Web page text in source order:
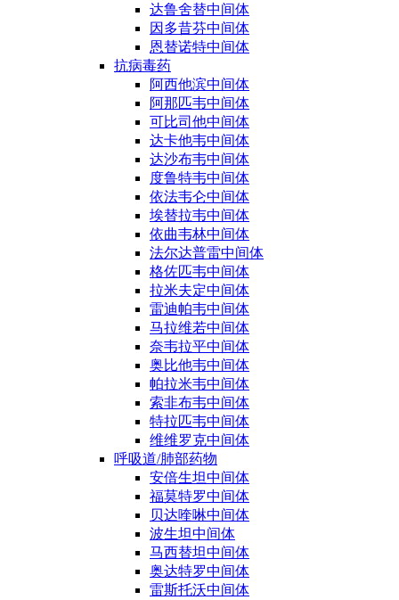
达鲁舍替中间体
因多昔芬中间体
恩替诺特中间体
抗病毒药
阿西他滨中间体
阿那匹韦中间体
可比司他中间体
达卡他韦中间体
达沙布韦中间体
度鲁特韦中间体
依法韦仑中间体
埃替拉韦中间体
依曲韦林中间体
法尔达普雷中间体
格佐匹韦中间体
拉米夫定中间体
雷迪帕韦中间体
马拉维若中间体
奈韦拉平中间体
奥比他韦中间体
帕拉米韦中间体
索非布韦中间体
特拉匹韦中间体
维维罗克中间体
呼吸道/肺部药物
安倍生坦中间体
福莫特罗中间体
贝达喹啉中间体
波生坦中间体
马西替坦中间体
奥达特罗中间体
雷斯托沃中间体